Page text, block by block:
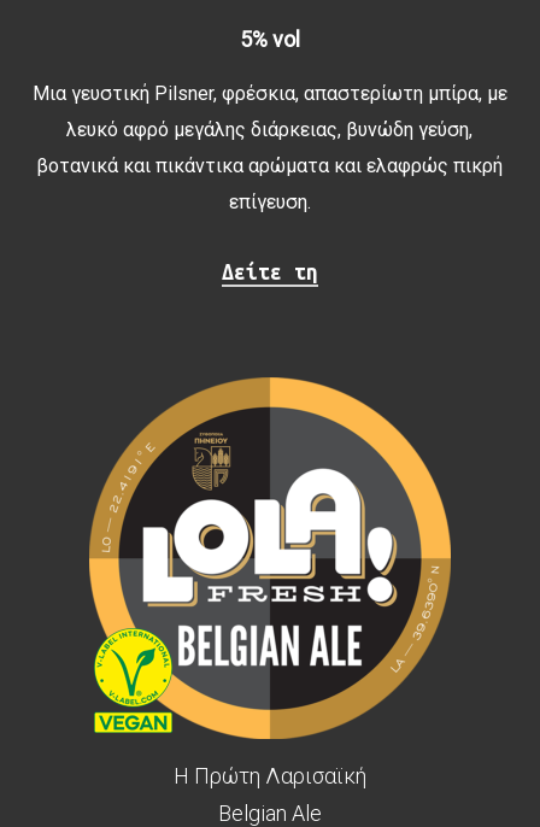
5% vol
Μια γευστική Pilsner, φρέσκια, απαστερίωτη μπίρα, με
λευκό αφρό μεγάλης διάρκειας, βυνώδη γεύση,
βοτανικά και πικάντικα αρώματα και ελαφρώς πικρή
επίγευση.
Δείτε τη
Η Πρώτη Λαρισαϊκή
Belgian Ale